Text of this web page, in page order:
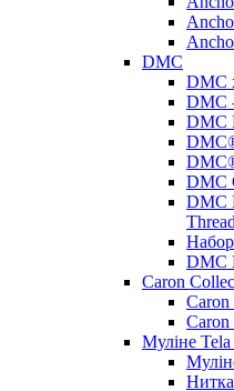
DMC
DMC
DMC
DMC
DMC
DMC
Thread
DMC
Caron
Caron
Муліне